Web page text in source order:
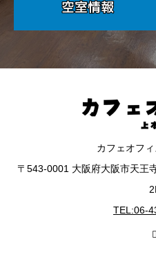
カフェオフ
〒543-0001 大阪府大阪市天王
TEL:06-